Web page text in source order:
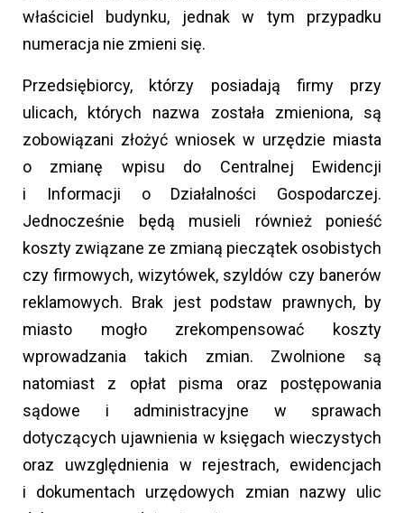
właściciel budynku, jednak w tym przypadku
numeracja nie zmieni się.
Przedsiębiorcy, którzy posiadają firmy przy
ulicach, których nazwa została zmieniona, są
zobowiązani złożyć wniosek w urzędzie miasta
o zmianę wpisu do Centralnej Ewidencji
i Informacji o Działalności Gospodarczej.
Jednocześnie będą musieli również ponieść
koszty związane ze zmianą pieczątek osobistych
czy firmowych, wizytówek, szyldów czy banerów
reklamowych. Brak jest podstaw prawnych, by
miasto mogło zrekompensować koszty
wprowadzania takich zmian. Zwolnione są
natomiast z opłat pisma oraz postępowania
sądowe i administracyjne w sprawach
dotyczących ujawnienia w księgach wieczystych
oraz uwzględnienia w rejestrach, ewidencjach
i dokumentach urzędowych zmian nazwy ulic